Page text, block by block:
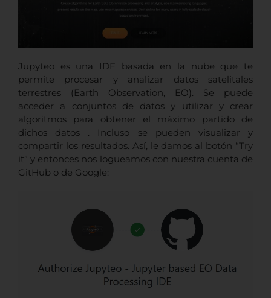
Jupyteo es una IDE basada en la nube que te
permite procesar y analizar datos satelitales
terrestres (Earth Observation, EO). Se puede
acceder a conjuntos de datos y utilizar y crear
algoritmos para obtener el máximo partido de
dichos datos . Incluso se pueden visualizar y
compartir los resultados. Así, le damos al botón “Try
it” y entonces nos logueamos con nuestra cuenta de
GitHub o de Google: